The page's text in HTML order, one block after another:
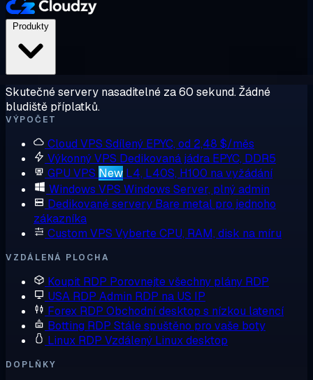
Skutečné servery nasaditelné za 60 sekund. Žádné
bludiště příplatků.
VÝPOČET
Cloud VPS Sdílený EPYC, od 2,48 $/měs
Výkonný VPS Dedikovaná jádra EPYC, DDR5
GPU VPS New L4, L40S, H100 na vyžádání
Windows VPS Windows Server, plný admin
Dedikované servery Bare metal pro jednoho
zákazníka
Custom VPS Vyberte CPU, RAM, disk na míru
VZDÁLENÁ PLOCHA
Koupit RDP Porovnejte všechny plány RDP
USA RDP Admin RDP na US IP
Forex RDP Obchodní desktop s nízkou latencí
Botting RDP Stále spuštěno pro vaše boty
Linux RDP Vzdálený Linux desktop
DOPLŇKY